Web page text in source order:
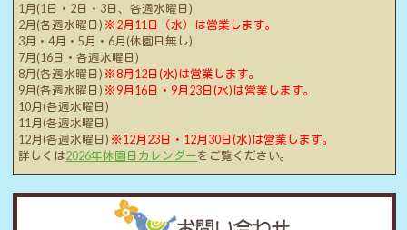
1月(1日・2日・3日、各週水曜日)
2月(各週水曜日) ※2月11日（水）は営業します。
3月・4月・5月・6月(休園日無し)
7月(16日・各週水曜日)
8月(各週水曜日) ※8月12日(水)は営業します。
9月(各週水曜日) ※9月16日・9月23日(水)は営業します。
10月(各週水曜日)
11月(各週水曜日)
12月(各週水曜日) ※12月23日・12月30日(水)は営業します。
詳しくは2026年休園日カレンダーをご覧ください。